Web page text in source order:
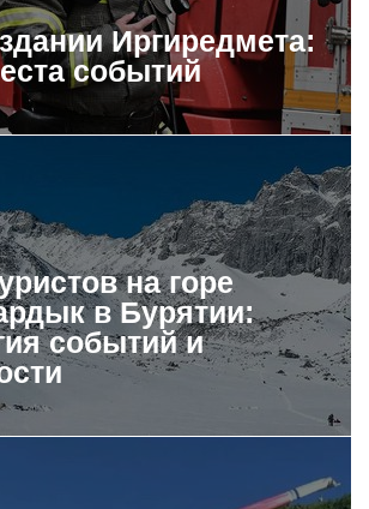
Иргиредмета:
событий
на горе
в Бурятии:
событий и